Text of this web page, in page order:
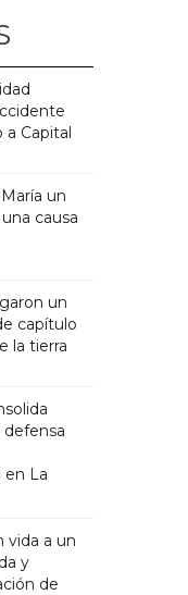
a Capital
un
causa
un
capítulo
la tierra
La
vida a un
y
de